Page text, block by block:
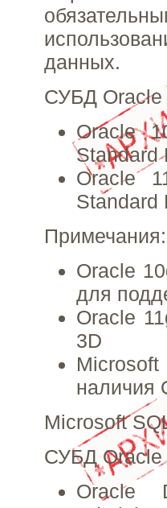
данных.
СУБД Oracle
Oracle
Standard
Oracle
Standard
Примечания:
Oracle
для
Oracle
3D
наличия
Microsoft
СУБД Oracle
Oracle